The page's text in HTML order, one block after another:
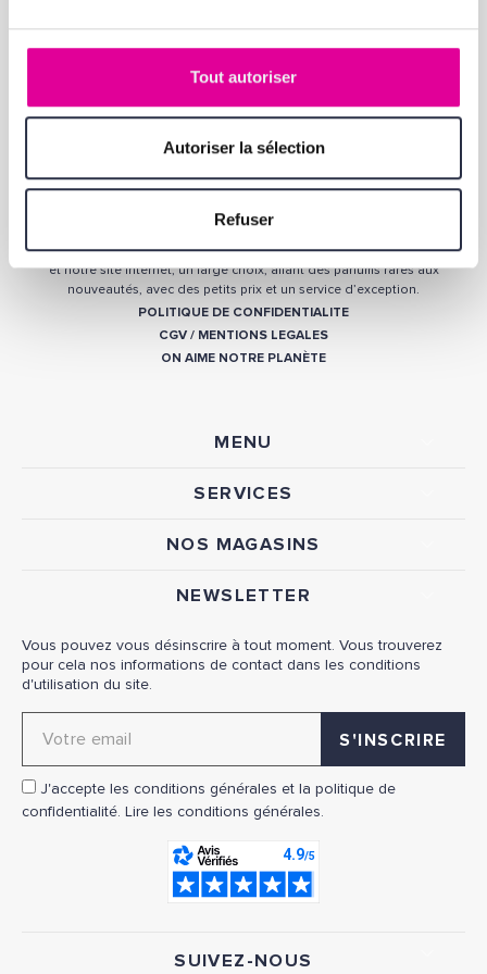
Tout autoriser
Autoriser la sélection
Refuser
Parfumerie française depuis 1937, nous faisons partie des distributeurs
agréés des plus grandes marques de parfum, de soin et de maquillage
telles que CHANEL, DIOR, GUERLAIN, GIVENCHY, HERMÈS, YVES SAINT
LAURENT… Forts de notre expertise, nous offrons, dans nos 3 magasins
et notre site internet, un large choix, allant des parfums rares aux
nouveautés, avec des petits prix et un service d’exception.
POLITIQUE DE CONFIDENTIALITE
CGV / MENTIONS LEGALES
ON AIME NOTRE PLANÈTE
MENU
SERVICES
NOS MAGASINS
NEWSLETTER
Vous pouvez vous désinscrire à tout moment. Vous trouverez
pour cela nos informations de contact dans les conditions
d'utilisation du site.
J'accepte les conditions générales et la politique de
confidentialité. Lire les conditions générales.
SUIVEZ-NOUS